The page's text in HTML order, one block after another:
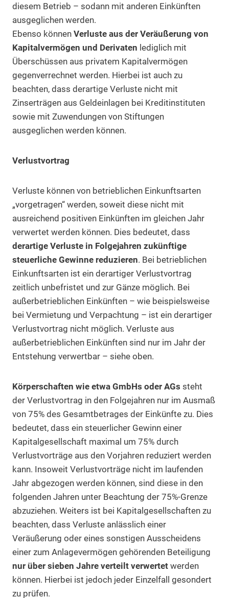
diesem Betrieb – sodann mit anderen Einkünften
ausgeglichen werden.
Ebenso können Verluste aus der Veräußerung von
Kapitalvermögen und Derivaten lediglich mit
Überschüssen aus privatem Kapitalvermögen
gegenverrechnet werden. Hierbei ist auch zu
beachten, dass derartige Verluste nicht mit
Zinserträgen aus Geldeinlagen bei Kreditinstituten
sowie mit Zuwendungen von Stiftungen
ausgeglichen werden können.
Verlustvortrag
Verluste können von betrieblichen Einkunftsarten
„vorgetragen“ werden, soweit diese nicht mit
ausreichend positiven Einkünften im gleichen Jahr
verwertet werden können. Dies bedeutet, dass
derartige Verluste in Folgejahren zukünftige
steuerliche Gewinne reduzieren. Bei betrieblichen
Einkunftsarten ist ein derartiger Verlustvortrag
zeitlich unbefristet und zur Gänze möglich. Bei
außerbetrieblichen Einkünften – wie beispielsweise
bei Vermietung und Verpachtung – ist ein derartiger
Verlustvortrag nicht möglich. Verluste aus
außerbetrieblichen Einkünften sind nur im Jahr der
Entstehung verwertbar – siehe oben.
Körperschaften wie etwa GmbHs oder AGs steht
der Verlustvortrag in den Folgejahren nur im Ausmaß
von 75% des Gesamtbetrages der Einkünfte zu. Dies
bedeutet, dass ein steuerlicher Gewinn einer
Kapitalgesellschaft maximal um 75% durch
Verlustvorträge aus den Vorjahren reduziert werden
kann. Insoweit Verlustvorträge nicht im laufenden
Jahr abgezogen werden können, sind diese in den
folgenden Jahren unter Beachtung der 75%-Grenze
abzuziehen. Weiters ist bei Kapitalgesellschaften zu
beachten, dass Verluste anlässlich einer
Veräußerung oder eines sonstigen Ausscheidens
einer zum Anlagevermögen gehörenden Beteiligung
nur über sieben Jahre verteilt verwertet werden
können. Hierbei ist jedoch jeder Einzelfall gesondert
zu prüfen.